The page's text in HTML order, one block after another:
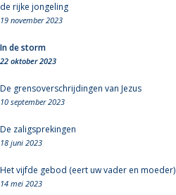
de rijke jongeling
19 november 2023
In de storm
22 oktober 2023
De grensoverschrijdingen van Jezus
10 september 2023
De zaligsprekingen
18 juni 2023
Het vijfde gebod (eert uw vader en moeder)
14 mei 2023